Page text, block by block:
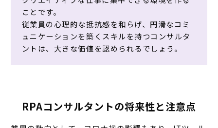
ことです。
従業員の心理的な抵抗感を和らげ、円滑なコミ
ュニケーションを築くスキルを持つコンサルタ
ントは、大きな価値を認められるでしょう。
RPAコンサルタントの将来性と注意点